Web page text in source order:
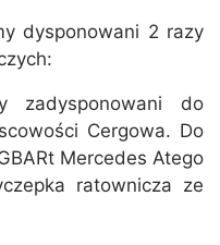
dysponowani 2 razy
zadysponowani do
Cergowa. Do
Mercedes Atego
ratownicza ze